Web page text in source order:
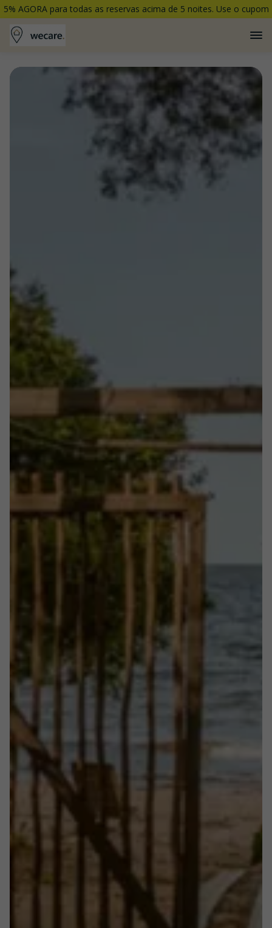
5% AGORA para todas as reservas acima de 5 noites. Use o cupom